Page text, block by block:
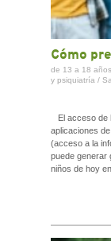
Cómo
de 13 a 18 años
y psiquiatría /
El acceso de
aplicaciones
(acceso a la
puede generar
niños de hoy